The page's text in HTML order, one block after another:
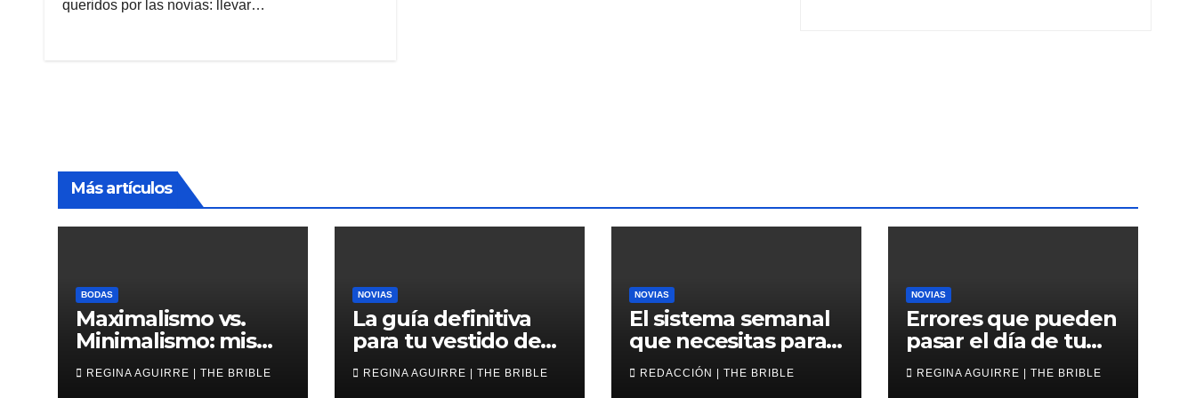
queridos por las novias: llevar…
Más artículos
BODAS
Maximalismo vs.
Minimalismo: misma
boda, al revés
REGINA AGUIRRE | THE BRIBLE
NOVIAS
La guía definitiva
para tu vestido de
novia corto
REGINA AGUIRRE | THE BRIBLE
NOVIAS
El sistema semanal
que necesitas para
avanzar en tu boda
REDACCIÓN | THE BRIBLE
NOVIAS
Errores que pueden
pasar el día de tu
boda
REGINA AGUIRRE | THE BRIBLE